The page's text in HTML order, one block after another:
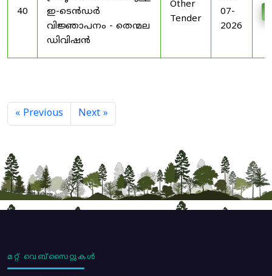
40
ഇ-ടെൻഡർ
വിജ്ഞാപനം - തെന്മല
ഡിവിഷൻ
Other
Tender
07-
2026
« Previous Next »
മറ്റ് വെബ്സൈറ്റുകൾ